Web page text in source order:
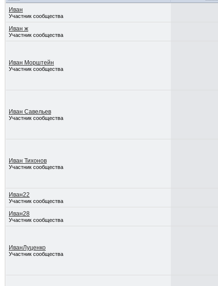
Иван
Участник сообщества
Иван ж
Участник сообщества
Иван Морштейн
Участник сообщества
Иван Савельев
Участник сообщества
Иван Тихонов
Участник сообщества
Иван22
Участник сообщества
Иван28
Участник сообщества
ИванЛуценко
Участник сообщества